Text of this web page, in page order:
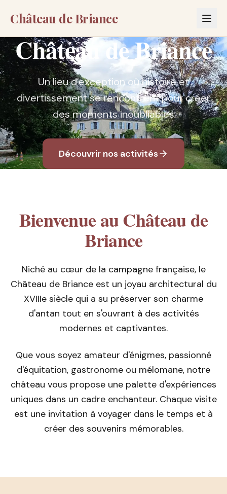
Château de Briance
Château de Briance
Un lieu d'exception où histoire et
divertissement se rencontrent pour créer
des moments inoubliables
Découvrir nos activités
Bienvenue au Château de
Briance
Niché au cœur de la campagne française, le
Château de Briance est un joyau architectural du
XVIIIe siècle qui a su préserver son charme
d'antan tout en s'ouvrant à des activités
modernes et captivantes.
Que vous soyez amateur d'énigmes, passionné
d'équitation, gastronome ou mélomane, notre
château vous propose une palette d'expériences
uniques dans un cadre enchanteur. Chaque visite
est une invitation à voyager dans le temps et à
créer des souvenirs mémorables.